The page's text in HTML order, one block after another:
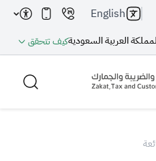
العربية السعوديةكيف تتحقق
English